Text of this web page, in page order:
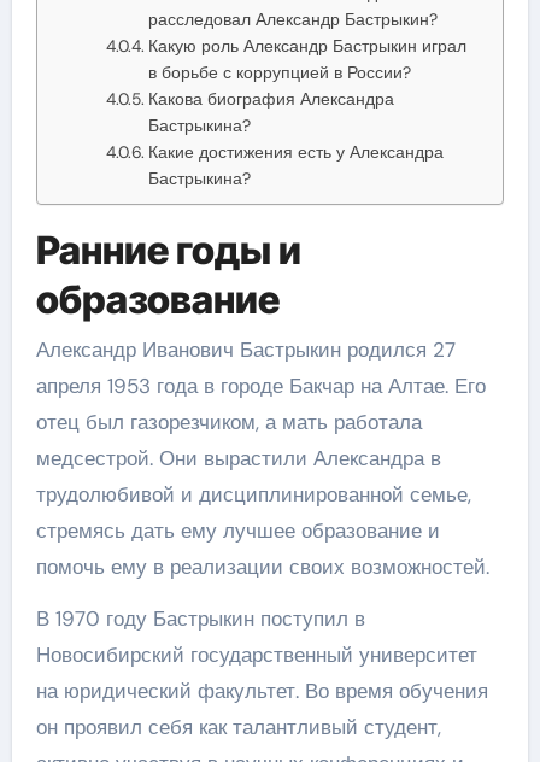
расследовал Александр Бастрыкин?
Какую роль Александр Бастрыкин играл
в борьбе с коррупцией в России?
Какова биография Александра
Бастрыкина?
Какие достижения есть у Александра
Бастрыкина?
Ранние годы и
образование
Александр Иванович Бастрыкин родился 27
апреля 1953 года в городе Бакчар на Алтае. Его
отец был газорезчиком, а мать работала
медсестрой. Они вырастили Александра в
трудолюбивой и дисциплинированной семье,
стремясь дать ему лучшее образование и
помочь ему в реализации своих возможностей.
В 1970 году Бастрыкин поступил в
Новосибирский государственный университет
на юридический факультет. Во время обучения
он проявил себя как талантливый студент,